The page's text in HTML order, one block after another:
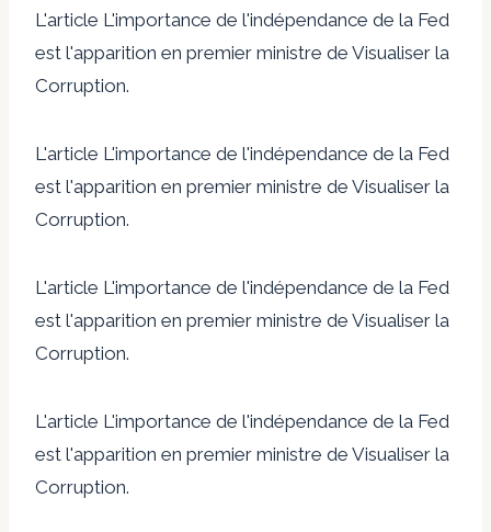
L'article L'importance de l'indépendance de la Fed
est l'apparition en premier ministre de Visualiser la
Corruption.
L'article L'importance de l'indépendance de la Fed
est l'apparition en premier ministre de Visualiser la
Corruption.
L'article L'importance de l'indépendance de la Fed
est l'apparition en premier ministre de Visualiser la
Corruption.
L'article L'importance de l'indépendance de la Fed
est l'apparition en premier ministre de Visualiser la
Corruption.